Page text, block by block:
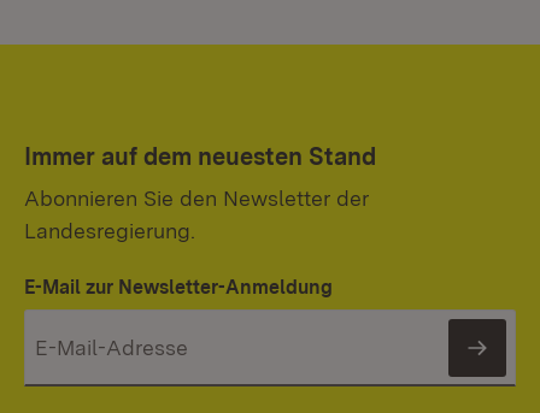
Immer auf dem neuesten Stand
Abonnieren Sie den Newsletter der
Landesregierung.
E-Mail zur Newsletter-Anmeldung